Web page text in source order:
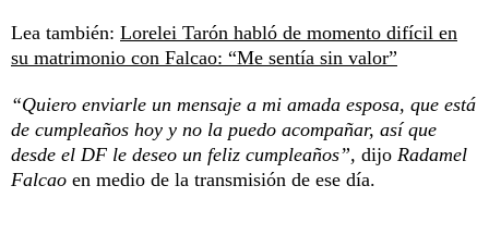
Lea también: Lorelei Tarón habló de momento difícil en
su matrimonio con Falcao: “Me sentía sin valor”
“Quiero enviarle un mensaje a mi amada esposa, que está
de cumpleaños hoy y no la puedo acompañar, así que
desde el DF le deseo un feliz cumpleaños”, dijo Radamel
Falcao en medio de la transmisión de ese día.